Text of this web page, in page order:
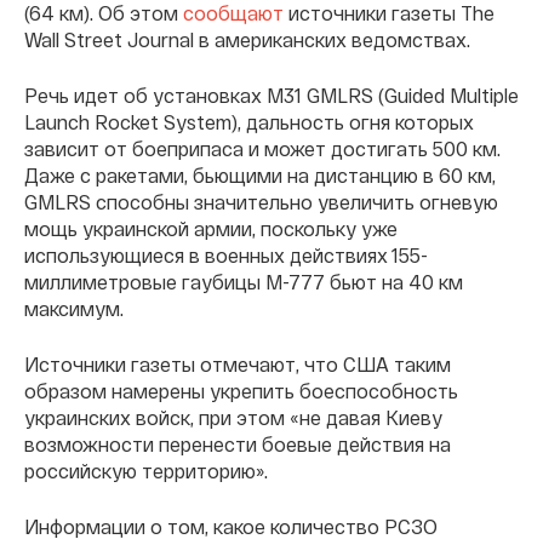
(64 км). Об этом сообщают источники газеты The
Wall Street Journal в американских ведомствах.
Речь идет об установках M31 GMLRS (Guided Multiple
Launch Rocket System), дальность огня которых
зависит от боеприпаса и может достигать 500 км.
Даже с ракетами, бьющими на дистанцию в 60 км,
GMLRS способны значительно увеличить огневую
мощь украинской армии, поскольку уже
использующиеся в военных действиях 155-
миллиметровые гаубицы М-777 бьют на 40 км
максимум.
Источники газеты отмечают, что США таким
образом намерены укрепить боеспособность
украинских войск, при этом «не давая Киеву
возможности перенести боевые действия на
российскую территорию».
Информации о том, какое количество РСЗО